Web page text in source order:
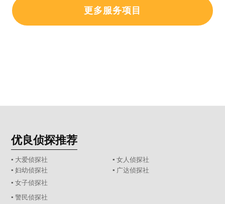
更多服务项目
优良侦探推荐
▪ 大爱侦探社
▪ 女人侦探社
▪ 妇幼侦探社
▪ 广达侦探社
▪ 女子侦探社
▪ 警民侦探社